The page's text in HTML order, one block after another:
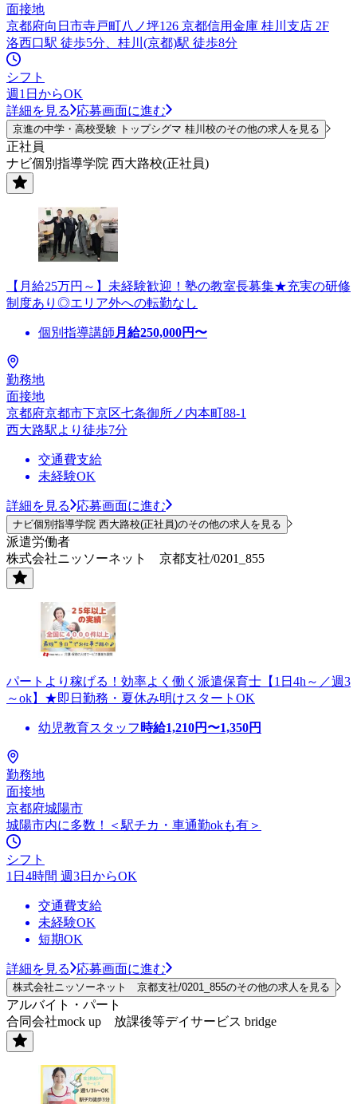
面接地
京都府向日市寺戸町八ノ坪126 京都信用金庫 桂川支店 2F
洛西口駅 徒歩5分、桂川(京都)駅 徒歩8分
シフト
週1日からOK
詳細を見る
応募画面に進む
京進の中学・高校受験 トップシグマ 桂川校のその他の求人を見る
正社員
ナビ個別指導学院 西大路校(正社員)
【月給25万円～】未経験歓迎！塾の教室長募集★充実の研修
制度あり◎エリア外への転勤なし
個別指導講師 月給250,000円〜
勤務地
面接地
京都府京都市下京区七条御所ノ内本町88-1
西大路駅より徒歩7分
交通費支給
未経験OK
詳細を見る 応募画面に進む
ナビ個別指導学院 西大路校(正社員)のその他の求人を見る
派遣労働者
株式会社ニッソーネット 京都支社/0201_855
パートより稼げる！効率よく働く派遣保育士【1日4h～／週3
～ok】★即日勤務・夏休み明けスタートOK
幼児教育スタッフ 時給1,210円〜1,350円
勤務地
面接地
京都府城陽市
城陽市内に多数！＜駅チカ・車通勤okも有＞
シフト
1日4時間 週3日からOK
交通費支給
未経験OK
短期OK
詳細を見る 応募画面に進む
株式会社ニッソーネット 京都支社/0201_855のその他の求人を見る
アルバイト・パート
合同会社mock up 放課後等デイサービス bridge